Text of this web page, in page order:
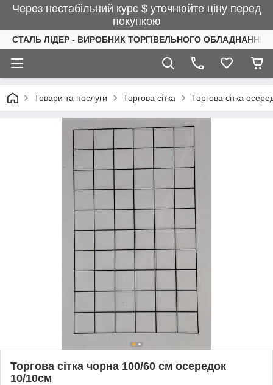
Через нестабільний курс $ уточнюйте ціну перед
покупкою
СТАЛЬ ЛІДЕР - ВИРОБНИК ТОРГІВЕЛЬНОГО ОБЛАДНАННЯ
Товари та послуги Торгова сітка Торгова сітка
Торгова сітка чорна 100/60 см осередок
10/10см